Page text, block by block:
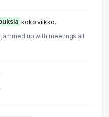
koko viikko.
up with meetings all